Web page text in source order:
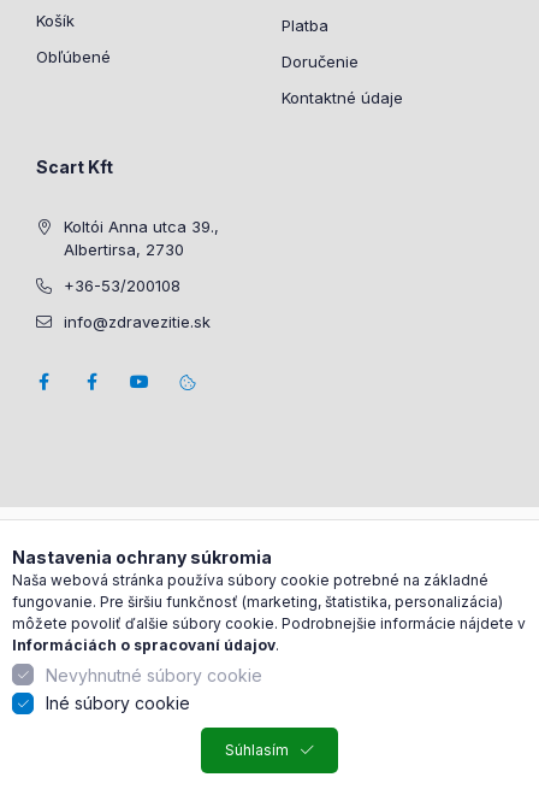
Košík
Obľúbené
Platba
Doručenie
Kontaktné údaje
Scart Kft
Koltói Anna utca 39.,
Albertirsa, 2730
+36-53/200108
info@zdravezitie.sk
Nastavenia ochrany súkromia
Naša webová stránka používa súbory cookie potrebné na základné
fungovanie. Pre širšiu funkčnosť (marketing, štatistika, personalizácia)
môžete povoliť ďalšie súbory cookie. Podrobnejšie informácie nájdete v
Informáciách o spracovaní údajov.
Nevyhnutné súbory cookie
Iné súbory cookie
Súhlasím